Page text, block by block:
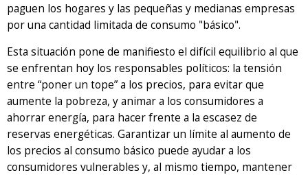
paguen los hogares y las pequeñas y medianas empresas
por una cantidad limitada de consumo "básico".
Esta situación pone de manifiesto el difícil equilibrio al que
se enfrentan hoy los responsables políticos: la tensión
entre “poner un tope” a los precios, para evitar que
aumente la pobreza, y animar a los consumidores a
ahorrar energía, para hacer frente a la escasez de
reservas energéticas. Garantizar un límite al aumento de
los precios al consumo básico puede ayudar a los
consumidores vulnerables y, al mismo tiempo, mantener